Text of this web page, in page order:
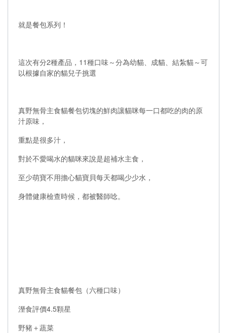
就是餐包系列！
這次有分2種產品，11種口味～分為幼貓、成貓、結紮貓～可
以根據自家的貓兒子挑選
真野無骨主食貓餐包切塊的鮮肉讓貓咪每一口都吃的肉的原
汁原味，
重點是很多汁，
對於不愛喝水的貓咪來說是超補水主食，
至少萌寶不用擔心貓寶貝每天都喝少少水，
身體健康檢查時候，都被醫師唸。
真野無骨主食貓餐包（六種口味）
溼食評價4.5顆星
野豬＋蔬菜